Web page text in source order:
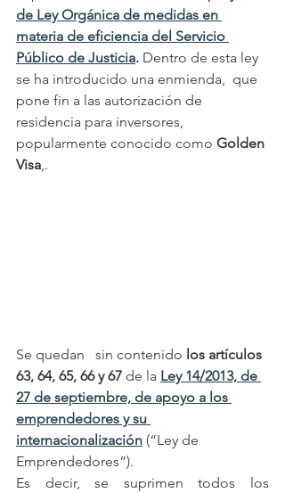
de Ley Orgánica de medidas en
materia de eficiencia del Servicio
Público de Justicia. Dentro de esta ley
se ha introducido una enmienda,  que
pone fin a las autorización de
residencia para inversores,
popularmente conocido como Golden
Visa,.
Se quedan   sin contenido los artículos
63, 64, 65, 66 y 67 de la Ley 14/2013, de
27 de septiembre, de apoyo a los
emprendedores y su
internacionalización (“Ley de
Emprendedores”).
Es decir, se suprimen todos los